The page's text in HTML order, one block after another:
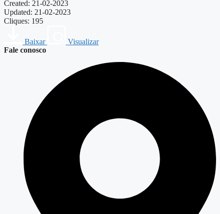
Created: 21-02-2023
Updated: 21-02-2023
Cliques: 195
Baixar
Visualizar
Fale conosco